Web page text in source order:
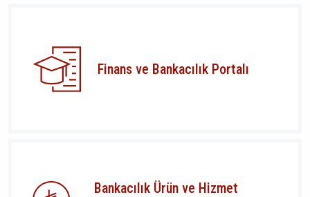
Finans ve Bankacılık Portalı
Bankacılık Ürün ve Hizmet